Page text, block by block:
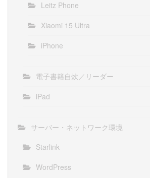
Leitz Phone
Xiaomi 15 Ultra
iPhone
電子書籍自炊／リーダー
iPad
サーバー・ネットワーク環境
Starlink
WordPress